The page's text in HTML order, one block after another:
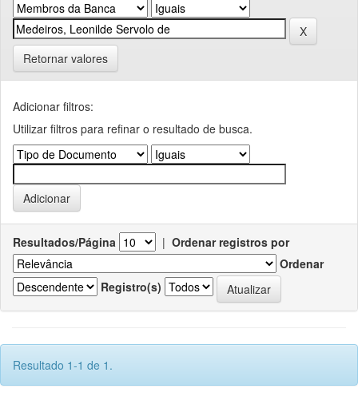
Retornar valores
Adicionar filtros:
Utilizar filtros para refinar o resultado de busca.
Resultados/Página | Ordenar registros por
Ordenar
Registro(s)
Resultado 1-1 de 1.